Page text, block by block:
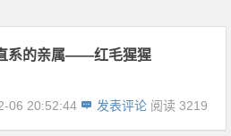
系的亲属——红毛猩猩
06 20:52:44 发表评论 阅读 3219